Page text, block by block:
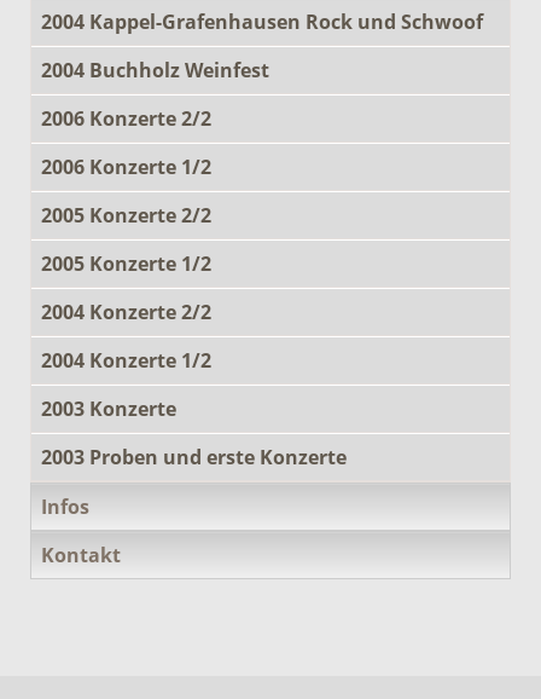
2004 Kappel-Grafenhausen Rock und Schwoof
2004 Buchholz Weinfest
2006 Konzerte 2/2
2006 Konzerte 1/2
2005 Konzerte 2/2
2005 Konzerte 1/2
2004 Konzerte 2/2
2004 Konzerte 1/2
2003 Konzerte
2003 Proben und erste Konzerte
Infos
Kontakt